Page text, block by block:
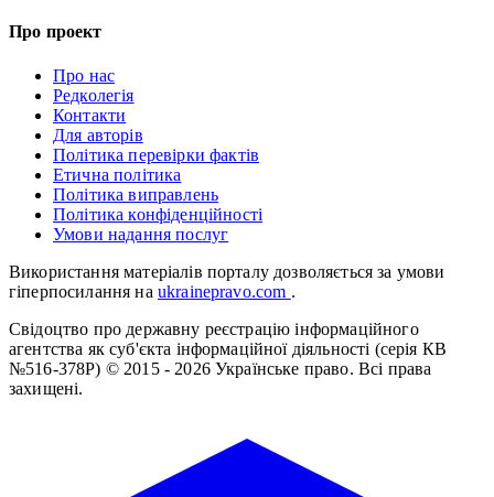
Про проект
Про нас
Редколегія
Контакти
Для авторів
Політика перевірки фактів
Етична політика
Політика виправлень
Політика конфіденційності
Умови надання послуг
Використання матеріалів порталу дозволяється за умови
гіперпосилання на ukrainepravo.com .
Свідоцтво про державну реєстрацію інформаційного
агентства як суб'єкта інформаційної діяльності (серія КВ
№516-378Р) © 2015 - 2026 Українське право. Всі права
захищені.